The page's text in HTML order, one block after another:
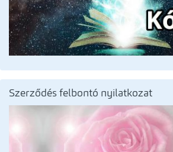
Szerződés felbontó nyilatkozat